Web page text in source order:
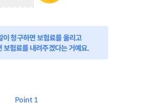
이 청구하면 보험료를 올리고
보험료를 내려주겠다는 거예요.
Point 1